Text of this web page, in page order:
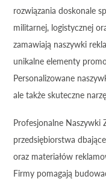
rozwiązania doskonale
militarnej, logistycznej
zamawiają naszywki
unikalne elementy
Personalizowane
ale także skuteczne
Profesjonalne Naszywki
przedsiębiorstwa
oraz materiałów
Firmy pomagają